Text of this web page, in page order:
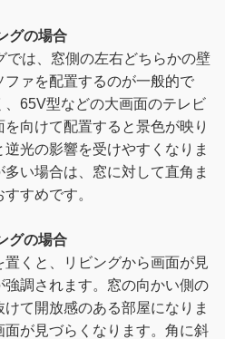
グの場合
では、窓側の左右どちらかの壁
ァを配置するのが一般的で
65V型などの大画面のテレビ
向けて配置すると景色が映り
光の影響を受けやすくなりま
い場合は、窓に対して直角ま
すめです。
グの場合
くと、リビングから画面が見
調されます。窓の向かい側の
て開放感のある部屋になりま
が見づらくなります。角に斜